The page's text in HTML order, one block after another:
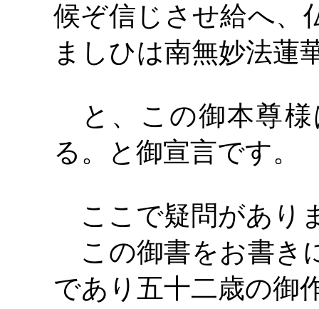
候ぞ信じさせ給へ、
ましひは南無妙法蓮
と、この御本尊様
る。と御宣言です。
ここで疑問があり
この御書をお書き
であり五十二歳の御